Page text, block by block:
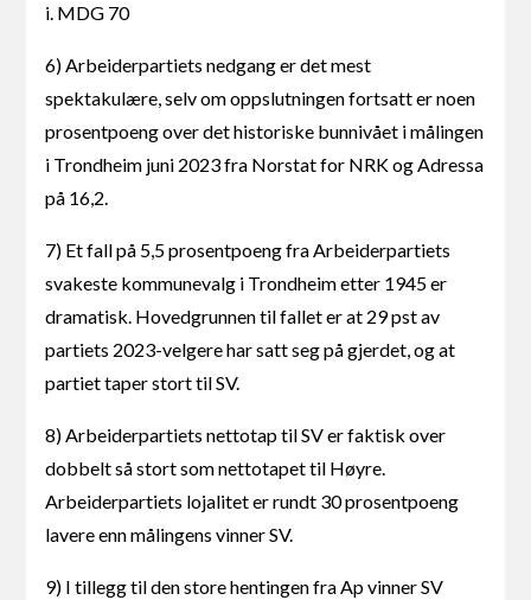
i. MDG 70
6) Arbeiderpartiets nedgang er det mest
spektakulære, selv om oppslutningen fortsatt er noen
prosentpoeng over det historiske bunnivået i målingen
i Trondheim juni 2023 fra Norstat for NRK og Adressa
på 16,2.
7) Et fall på 5,5 prosentpoeng fra Arbeiderpartiets
svakeste kommunevalg i Trondheim etter 1945 er
dramatisk. Hovedgrunnen til fallet er at 29 pst av
partiets 2023-velgere har satt seg på gjerdet, og at
partiet taper stort til SV.
8) Arbeiderpartiets nettotap til SV er faktisk over
dobbelt så stort som nettotapet til Høyre.
Arbeiderpartiets lojalitet er rundt 30 prosentpoeng
lavere enn målingens vinner SV.
9) I tillegg til den store hentingen fra Ap vinner SV